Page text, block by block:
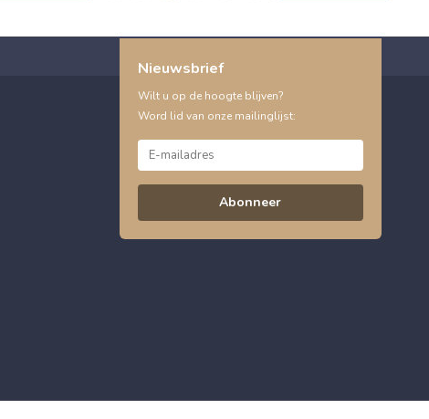
Nieuwsbrief
Wilt u op de hoogte blijven?
Word lid van onze mailinglijst:
Abonneer